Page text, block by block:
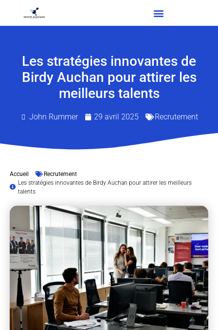
Les stratégies innovantes de
Birdy Auchan pour attirer les
meilleurs talents
John Rummer 29 avril 2025 Recrutement
Accueil
Recrutement
Les stratégies innovantes de Birdy Auchan pour attirer les meilleurs
talents